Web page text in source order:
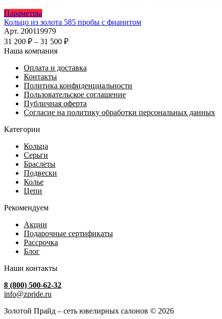
ПараметрыЭтот
товар
имеет
несколько
вариаций.
можно
выбрать
на
странице
товара.
Кольцо из золота 585 пробы с фианитом
Арт. 200119979
31 200 ₽ – 31 500 ₽Диапазон
200 ₽
31
500 ₽
Наша компания
Оплата и доставка
Контакты
Политика конфиденциальности
Пользовательское соглашение
Публичная оферта
Согласие на политику обработки персональных данных
Категории
Кольца
Серьги
Браслеты
Подвески
Колье
Цепи
Рекомендуем
Акции
Подарочные сертификаты
Рассрочка
Блог
Наши контакты
8 (800) 500-62-32
info@zpride.ru
Золотой Прайд – сеть ювелирных салонов © 2026